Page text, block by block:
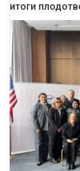
итоги